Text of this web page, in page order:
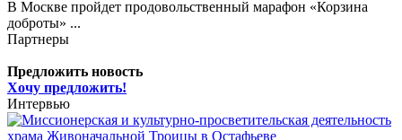
В Москве пройдет продовольственный марафон «Корзина
доброты» ...
Партнеры
Предложить новость
Хочу предложить!
Интервью